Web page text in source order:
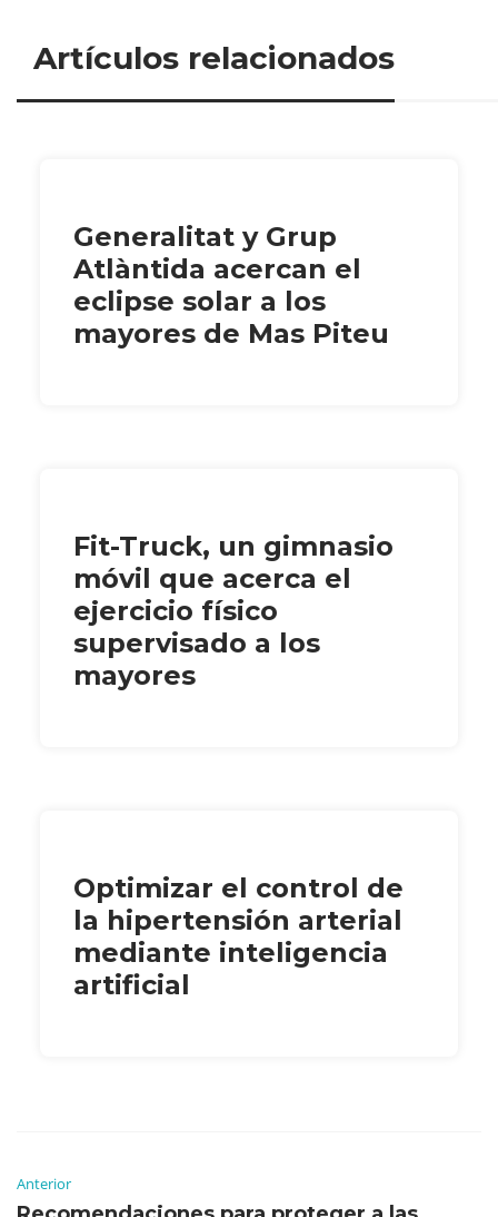
Artículos relacionados
Generalitat y Grup
Atlàntida acercan el
eclipse solar a los
mayores de Mas Piteu
Fit-Truck, un gimnasio
móvil que acerca el
ejercicio físico
supervisado a los
mayores
Optimizar el control de
la hipertensión arterial
mediante inteligencia
artificial
Anterior